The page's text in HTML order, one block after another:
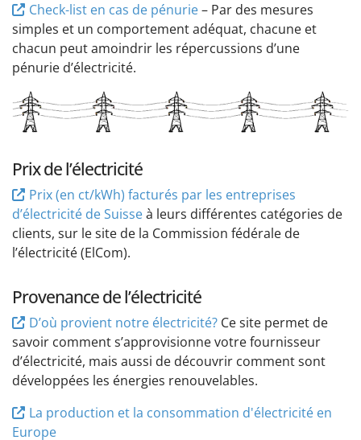
Check-list en cas de pénurie– Par des mesures
simples et un comportement adéquat, chacune et
chacun peut amoindrir les répercussions d’une
pénurie d’électricité.
Prix de l’électricité
Prix (en ct/kWh) facturés par les entreprises
d’électricité de Suisseà leurs différentes catégories de
clients, sur le site de la Commission fédérale de
l’électricité (ElCom).
Provenance de l’électricité
D’où provient notre électricité?Ce site permet de
savoir comment s’approvisionne votre fournisseur
d’électricité, mais aussi de découvrir comment sont
développées les énergies renouvelables.
La production et la consommation d'électricité en
Europe